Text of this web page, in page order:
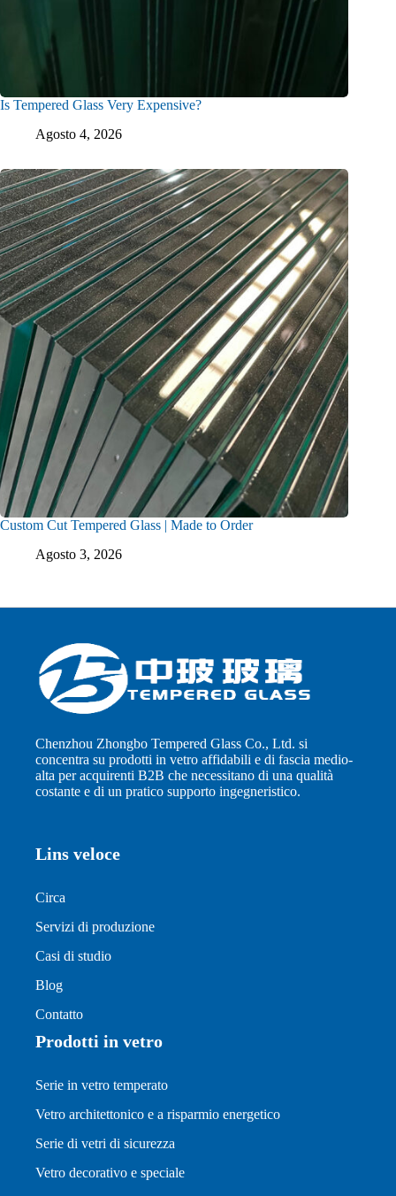
Is Tempered Glass Very Expensive?
Agosto 4, 2026
Custom Cut Tempered Glass | Made to Order
Agosto 3, 2026
Chenzhou Zhongbo Tempered Glass Co., Ltd. si
concentra su prodotti in vetro affidabili e di fascia medio-
alta per acquirenti B2B che necessitano di una qualità
costante e di un pratico supporto ingegneristico.
Lins veloce
Circa
Servizi di produzione
Casi di studio
Blog
Contatto
Prodotti in vetro
Serie in vetro temperato
Vetro architettonico e a risparmio energetico
Serie di vetri di sicurezza
Vetro decorativo e speciale